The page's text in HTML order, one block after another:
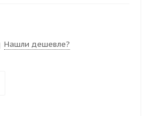
Нашли дешевле?